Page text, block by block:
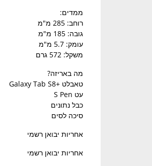
ממדים:
רוחב: 285 מ"מ
גובה: 185 מ"מ
עומק: 5.7 מ"מ
משקל: 572 גרם
מה באריזה?
טאבלט +Galaxy Tab S8
עט S Pen
כבל נתונים
סיכה לסים
אחריות יבואן רשמי
אחריות יבואן רשמי